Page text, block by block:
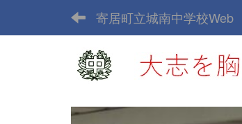
寄居町立城南中学校Web